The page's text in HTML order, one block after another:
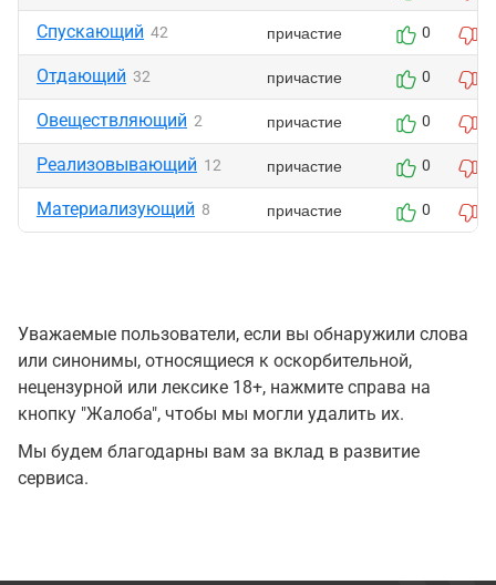
Спускающий 42 причастие 0
Отдающий 32 причастие 0
Овеществляющий 2 причастие 0
Реализовывающий 12 причастие 0
Материализующий 8 причастие 0
Уважаемые пользователи, если вы обнаружили слова
или синонимы, относящиеся к оскорбительной,
нецензурной или лексике 18+, нажмите справа на
кнопку "Жалоба", чтобы мы могли удалить их.
Мы будем благодарны вам за вклад в развитие
сервиса.